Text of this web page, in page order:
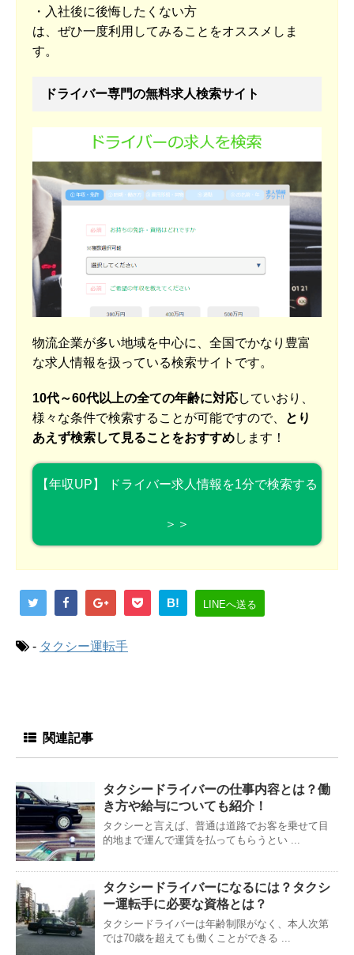
・入社後に後悔したくない方
は、ぜひ一度利用してみることをオススメしま
す。
ドライバー専門の無料求人検索サイト
物流企業が多い地域を中心に、全国でかなり豊富
な求人情報を扱っている検索サイトです。
10代～60代以上の全ての年齢に対応していおり、
様々な条件で検索することが可能ですので、
とり
あえず検索して見ることをおすすめします！
【年収UP】 ドライバー求人情報を1分で検索する
＞＞
B! LINEへ送る
- タクシー運転手
関連記事
タクシードライバーの仕事内容とは？働
き方や給与についても紹介！
タクシーと言えば、普通は道路でお客を乗せて目
的地まで運んで運賃を払ってもらうとい ...
タクシードライバーになるには？タクシ
ー運転手に必要な資格とは？
タクシードライバーは年齢制限がなく、本人次第
では70歳を超えても働くことができる ...